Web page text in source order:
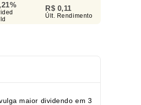
R$ 0,11
Últ. Rendimento
maior dividendo em 3